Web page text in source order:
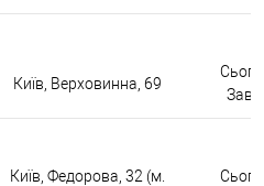
Київ, Верховинна, 69
Київ, Федорова, 32 (м.